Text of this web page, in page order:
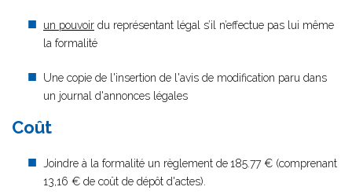
un pouvoir du représentant légal s’il n’effectue pas lui même
la formalité
Une copie de l'insertion de l'avis de modification paru dans
un journal d'annonces légales
Coût
Joindre à la formalité un règlement de185.77 € (comprenant
13,16 € de coût de dépôt d'actes).